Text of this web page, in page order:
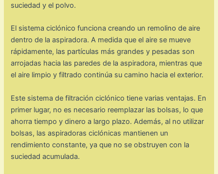
suciedad y el polvo.
El sistema ciclónico funciona creando un remolino de aire
dentro de la aspiradora. A medida que el aire se mueve
rápidamente, las partículas más grandes y pesadas son
arrojadas hacia las paredes de la aspiradora, mientras que
el aire limpio y filtrado continúa su camino hacia el exterior.
Este sistema de filtración ciclónico tiene varias ventajas. En
primer lugar, no es necesario reemplazar las bolsas, lo que
ahorra tiempo y dinero a largo plazo. Además, al no utilizar
bolsas, las aspiradoras ciclónicas mantienen un
rendimiento constante, ya que no se obstruyen con la
suciedad acumulada.